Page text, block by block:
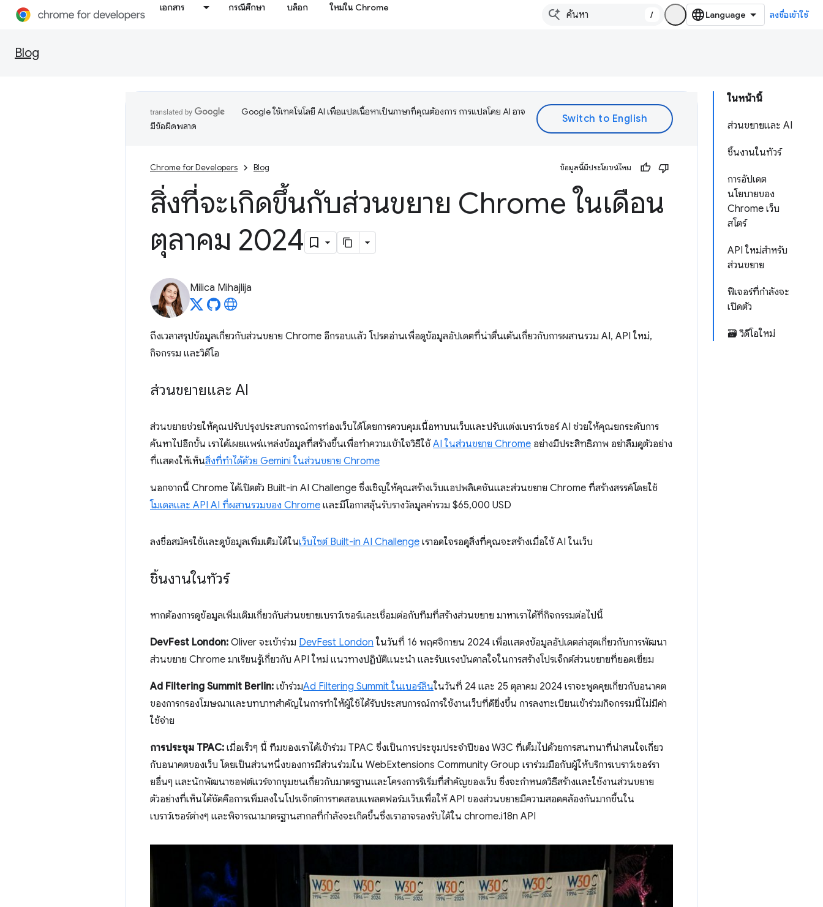
เอกสาร กรณีศึกษา บล็อก ใหม่ใน Chrome
/ ลงชื่อเข้าใช้
Blog
ในหน้านี้
ส่วนขยายและ AI
ชิ้นงานในทัวร์
การอัปเดต
นโยบายของ
Chrome เว็บ
สโตร์
API ใหม่สำหรับ
ส่วนขยาย
ฟีเจอร์ที่กำลังจะ
เปิดตัว
🗃️ วิดีโอใหม่
Google ใช้เทคโนโลยี AI เพื่อแปลเนื้อหาเป็นภาษาที่คุณต้องการ การแปลโดย AI อาจ
มีข้อผิดพลาด
Chrome for Developers Blog ข้อมูลนี้มีประโยชน์ไหม
สิ่งที่จะเกิดขึ้นกับส่วนขยาย Chrome ในเดือน
ตุลาคม 2024
Milica Mihajlija
ถึงเวลาสรุปข้อมูลเกี่ยวกับส่วนขยาย Chrome อีกรอบแล้ว โปรดอ่านเพื่อดูข้อมูลอัปเดตที่น่าตื่นเต้นเกี่ยวกับการผสานรวม AI, API ใหม่,
กิจกรรม และวิดีโอ
ส่วนขยายและ AI
ส่วนขยายช่วยให้คุณปรับปรุงประสบการณ์การท่องเว็บได้โดยการควบคุมเนื้อหาบนเว็บและปรับแต่งเบราว์เซอร์ AI ช่วยให้คุณยกระดับการ
ค้นหาไปอีกขั้น เราได้เผยแพร่แหล่งข้อมูลที่สร้างขึ้นเพื่อทําความเข้าใจวิธีใช้ AI ในส่วนขยาย Chrome อย่างมีประสิทธิภาพ อย่าลืมดูตัวอย่าง
ที่แสดงให้เห็นสิ่งที่ทำได้ด้วย Gemini ในส่วนขยาย Chrome
นอกจากนี้ Chrome ได้เปิดตัว Built-in AI Challenge ซึ่งเชิญให้คุณสร้างเว็บแอปพลิเคชันและส่วนขยาย Chrome ที่สร้างสรรค์โดยใช้
โมเดลและ API AI ที่ผสานรวมของ Chrome และมีโอกาสลุ้นรับรางวัลมูลค่ารวม $65,000 USD
ลงชื่อสมัครใช้และดูข้อมูลเพิ่มเติมได้ในเว็บไซต์ Built-in AI Challenge เราอดใจรอดูสิ่งที่คุณจะสร้างเมื่อใช้ AI ในเว็บ
ชิ้นงานในทัวร์
หากต้องการดูข้อมูลเพิ่มเติมเกี่ยวกับส่วนขยายเบราว์เซอร์และเชื่อมต่อกับทีมที่สร้างส่วนขยาย มาหาเราได้ที่กิจกรรมต่อไปนี้
DevFest London: Oliver จะเข้าร่วม DevFest London ในวันที่ 16 พฤศจิกายน 2024 เพื่อแสดงข้อมูลอัปเดตล่าสุดเกี่ยวกับการพัฒนา
ส่วนขยาย Chrome มาเรียนรู้เกี่ยวกับ API ใหม่ แนวทางปฏิบัติแนะนำ และรับแรงบันดาลใจในการสร้างโปรเจ็กต์ส่วนขยายที่ยอดเยี่ยม
Ad Filtering Summit Berlin: เข้าร่วมAd Filtering Summit ในเบอร์ลินในวันที่ 24 และ 25 ตุลาคม 2024 เราจะพูดคุยเกี่ยวกับอนาคต
ของการกรองโฆษณาและบทบาทสำคัญในการทำให้ผู้ใช้ได้รับประสบการณ์การใช้งานเว็บที่ดียิ่งขึ้น การลงทะเบียนเข้าร่วมกิจกรรมนี้ไม่มีค่า
ใช้จ่าย
การประชุม TPAC: เมื่อเร็วๆ นี้ ทีมของเราได้เข้าร่วม TPAC ซึ่งเป็นการประชุมประจำปีของ W3C ที่เต็มไปด้วยการสนทนาที่น่าสนใจเกี่ยว
กับอนาคตของเว็บ โดยเป็นส่วนหนึ่งของการมีส่วนร่วมใน WebExtensions Community Group เราร่วมมือกับผู้ให้บริการเบราว์เซอร์รา
ยอื่นๆ และนักพัฒนาซอฟต์แวร์จากชุมชนเกี่ยวกับมาตรฐานและโครงการริเริ่มที่สำคัญของเว็บ ซึ่งจะกำหนดวิธีสร้างและใช้งานส่วนขยาย
ตัวอย่างที่เห็นได้ชัดคือการเพิ่มลงในโปรเจ็กต์การทดสอบแพลตฟอร์มเว็บเพื่อให้ API ของส่วนขยายมีความสอดคล้องกันมากขึ้นใน
เบราว์เซอร์ต่างๆ และพิจารณามาตรฐานสากลที่กำลังจะเกิดขึ้นซึ่งเราอาจรองรับได้ใน chrome.i18n API